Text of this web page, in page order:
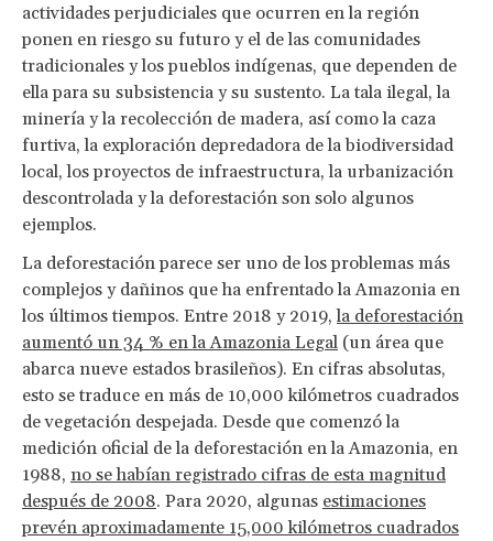
actividades perjudiciales que ocurren en la región
ponen en riesgo su futuro y el de las comunidades
tradicionales y los pueblos indígenas, que dependen de
ella para su subsistencia y su sustento. La tala ilegal, la
minería y la recolección de madera, así como la caza
furtiva, la exploración depredadora de la biodiversidad
local, los proyectos de infraestructura, la urbanización
descontrolada y la deforestación son solo algunos
ejemplos.
La deforestación parece ser uno de los problemas más
complejos y dañinos que ha enfrentado la Amazonia en
los últimos tiempos. Entre 2018 y 2019,la deforestación
aumentó un 34 % en la Amazonia Legal (un área que
abarca nueve estados brasileños). En cifras absolutas,
esto se traduce en más de 10,000 kilómetros cuadrados
de vegetación despejada. Desde que comenzó la
medición oficial de la deforestación en la Amazonia, en
1988, no se habían registrado cifras de esta magnitud
después de 2008. Para 2020, algunas estimaciones
prevén aproximadamente 15,000 kilómetros cuadrados